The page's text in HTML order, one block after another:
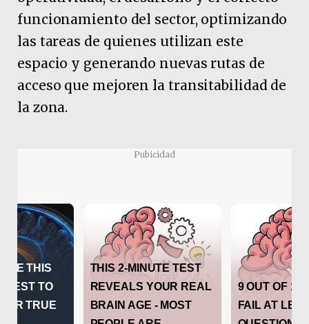
funcionamiento del sector, optimizando
las tareas de quienes utilizan este
espacio y generando nuevas rutas de
acceso que mejoren la transitabilidad de
la zona.
Pubicidad